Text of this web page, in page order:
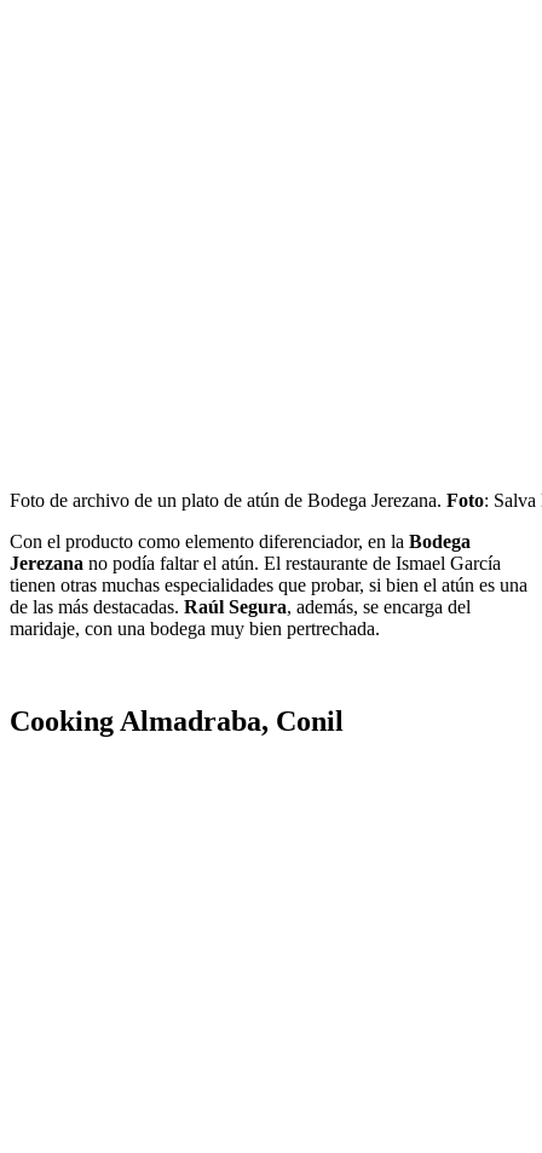
Foto de archivo de un plato de atún de Bodega Jerezana. Foto:
Con el producto como elemento diferenciador, en la Bodega
Jerezana no podía faltar el atún. El restaurante de Ismael García
tienen otras muchas especialidades que probar, si bien el atún es una
de las más destacadas. Raúl Segura, además, se encarga del
maridaje, con una bodega muy bien pertrechada.
Cooking Almadraba, Conil